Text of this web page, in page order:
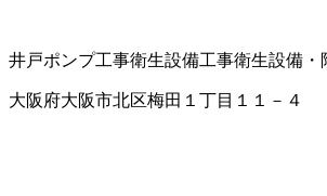
井戸ポンプ工事衛生設備工事衛生設備・
大阪府大阪市北区梅田１丁目１１－４